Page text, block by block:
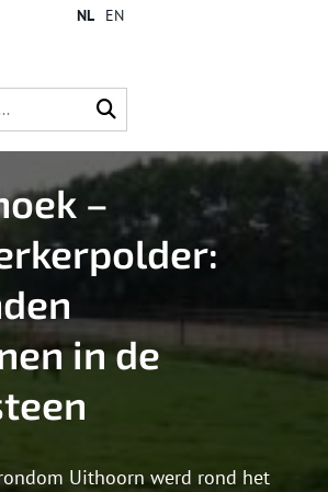
NL EN
–
in de
Uithoorn werd rond het